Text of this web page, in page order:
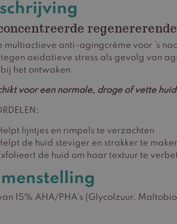
multiactieve anti-agingcrème voor ’s
tegen oxidatieve stress als gevolg van
bij het ontwaken.
voor een normale, droge of vette huid
lijntjes en rimpels te verzachten
de huid steviger en strakker te
de huid om haar textuur te
15% AHA/PHA’s (Glycolzuur,